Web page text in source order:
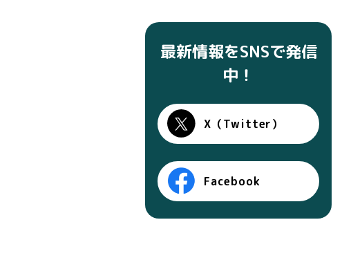
最新情報をSNSで発信
中！
X（Twitter）
Facebook